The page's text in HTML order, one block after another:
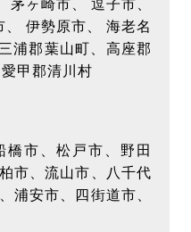
設定が必要となりま
いただきます。利用
名･住所･連絡先・メ
ていただきます。承
た個人情報を第三者
ただし、正当な利用
茅ヶ崎市、 逗子市、
伊勢原市、 海老名
浦郡葉山町、高座郡
甲郡清川村
橋市、松戸市、野田
市、流山市、八千代
浦安市、四街道市、